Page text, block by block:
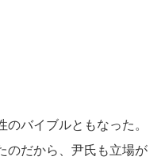
バイブルともなった。
のだから、尹氏も立場が